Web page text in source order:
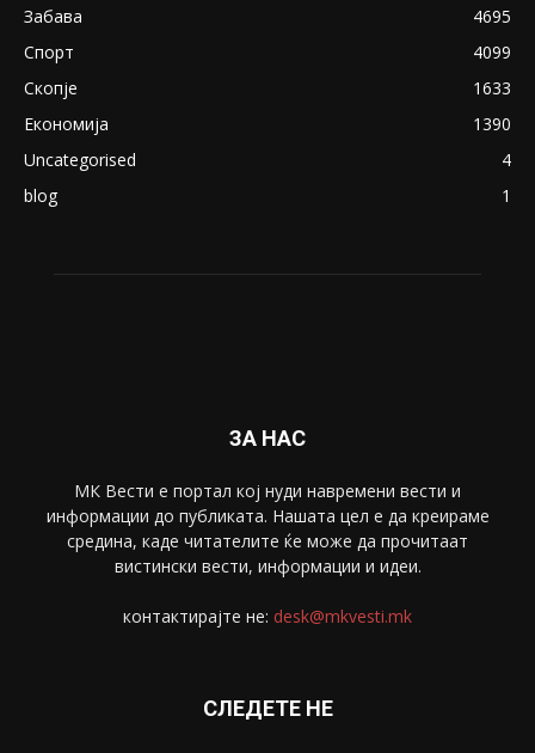
Забава
4695
Спорт
4099
Скопје
1633
Економија
1390
Uncategorised
4
blog
1
ЗА НАС
МК Вести е портал коj нуди навремени вести и
информации до публиката. Нашата цел е да креираме
средина, каде читателите ќе може да прочитаат
вистински вести, информации и идеи.
контактирајте не: desk@mkvesti.mk
СЛЕДЕТЕ НЕ